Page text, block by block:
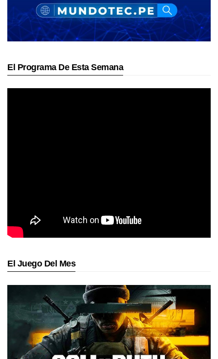
El Programa De Esta Semana
El Juego Del Mes